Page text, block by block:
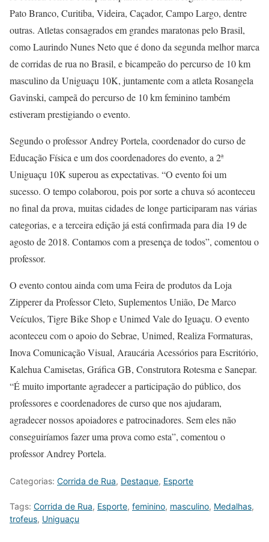
Pato Branco, Curitiba, Videira, Caçador, Campo Largo, dentre
outras. Atletas consagrados em grandes maratonas pelo Brasil,
como Laurindo Nunes Neto que é dono da segunda melhor marca
de corridas de rua no Brasil, e bicampeão do percurso de 10 km
masculino da Uniguaçu 10K, juntamente com a atleta Rosangela
Gavinski, campeã do percurso de 10 km feminino também
estiveram prestigiando o evento.
Segundo o professor Andrey Portela, coordenador do curso de
Educação Física e um dos coordenadores do evento, a 2ª
Uniguaçu 10K superou as expectativas. “O evento foi um
sucesso. O tempo colaborou, pois por sorte a chuva só aconteceu
no final da prova, muitas cidades de longe participaram nas várias
categorias, e a terceira edição já está confirmada para dia 19 de
agosto de 2018. Contamos com a presença de todos”, comentou o
professor.
O evento contou ainda com uma Feira de produtos da Loja
Zipperer da Professor Cleto, Suplementos União, De Marco
Veículos, Tigre Bike Shop e Unimed Vale do Iguaçu. O evento
aconteceu com o apoio do Sebrae, Unimed, Realiza Formaturas,
Inova Comunicação Visual, Araucária Acessórios para Escritório,
Kalehua Camisetas, Gráfica GB, Construtora Rotesma e Sanepar.
“É muito importante agradecer a participação do público, dos
professores e coordenadores de curso que nos ajudaram,
agradecer nossos apoiadores e patrocinadores. Sem eles não
conseguiríamos fazer uma prova como esta”, comentou o
professor Andrey Portela.
Categorias: Corrida de Rua, Destaque, Esporte
Tags: Corrida de Rua, Esporte, feminino, masculino, Medalhas,
trofeus, Uniguaçu